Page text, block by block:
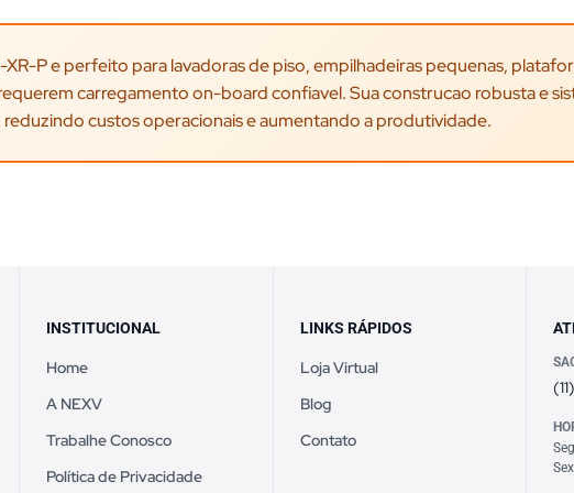
XR-P e perfeito para lavadoras de piso, empilhadeiras pequenas,
carregamento on-board confiavel. Sua construcao robusta e
reduzindo custos operacionais e aumentando a produtividade.
INSTITUCIONAL
Home
A NEXV
Trabalhe Conosco
Política de Privacidade
LINKS RÁPIDOS
Loja Virtual
Blog
Contato